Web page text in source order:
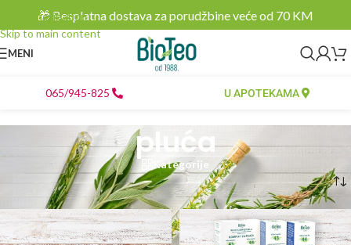
Skip to navigation
Skip to main content
🎁 Besplatna dostava za porudžbine veće od 70 KM
MENI
065/945-825 U APOTEKAMA
pluća
Kategorije
Proizvodi označeni “pluća”